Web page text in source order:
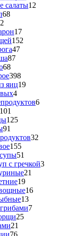
салаты12
68
17
152
47
87
68
398
яиц19
4
6
101
125
91
32
155
51
с гречкой3
21
19
16
13
7
25
21
76